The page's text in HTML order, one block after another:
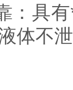
具有*
体不